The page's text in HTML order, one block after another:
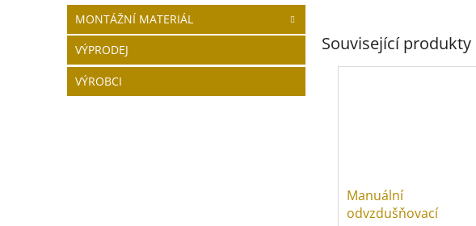
MONTÁŽNÍ MATERIÁL
VÝPRODEJ
VÝROBCI
Související produkty
Manuální
odvzdušňovací